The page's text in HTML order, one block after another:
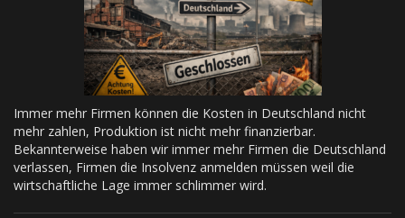
Immer mehr Firmen können die Kosten in Deutschland nicht
mehr zahlen, Produktion ist nicht mehr finanzierbar.
Bekannterweise haben wir immer mehr Firmen die Deutschland
verlassen, Firmen die Insolvenz anmelden müssen weil die
wirtschaftliche Lage immer schlimmer wird.